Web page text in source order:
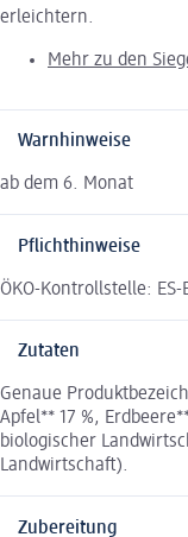
erleichtern.
Mehr zu den
Warnhinweise
ab dem 6. Monat
Pflichthinweise
ÖKO-Kontrollstelle: ES-
Zutaten
Genaue
Apfel** 17 %,
biologischer
Landwirtschaft).
Zubereitung